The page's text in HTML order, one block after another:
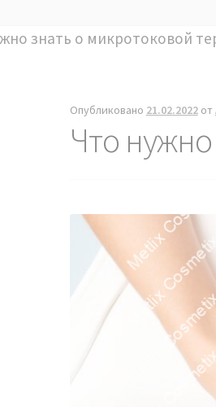
знать о микротоковой
Опубликовано 21.02.2022 от
Что